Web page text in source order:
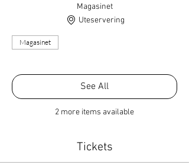
Magasinet
Uteservering
Magasinet
2 more items available
See All
Tickets